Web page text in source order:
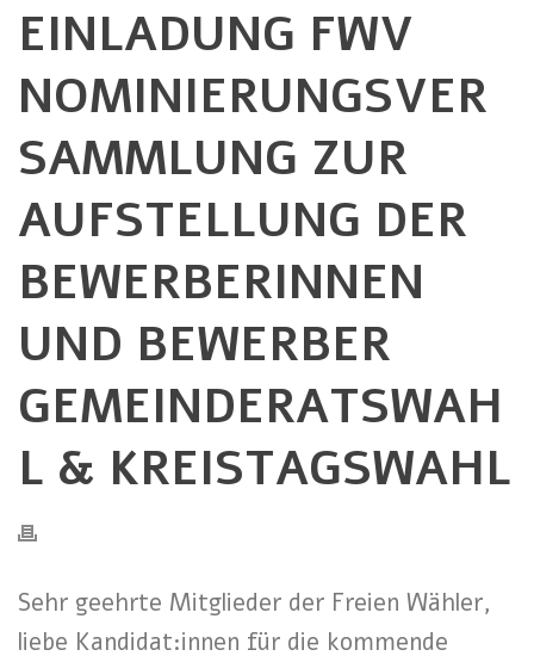
EINLADUNG FWV
NOMINIERUNGSVER
SAMMLUNG ZUR
AUFSTELLUNG DER
BEWERBERINNEN
UND BEWERBER
GEMEINDERATSWAH
L & KREISTAGSWAHL
Sehr geehrte Mitglieder der Freien Wähler,
liebe Kandidat:innen für die kommende